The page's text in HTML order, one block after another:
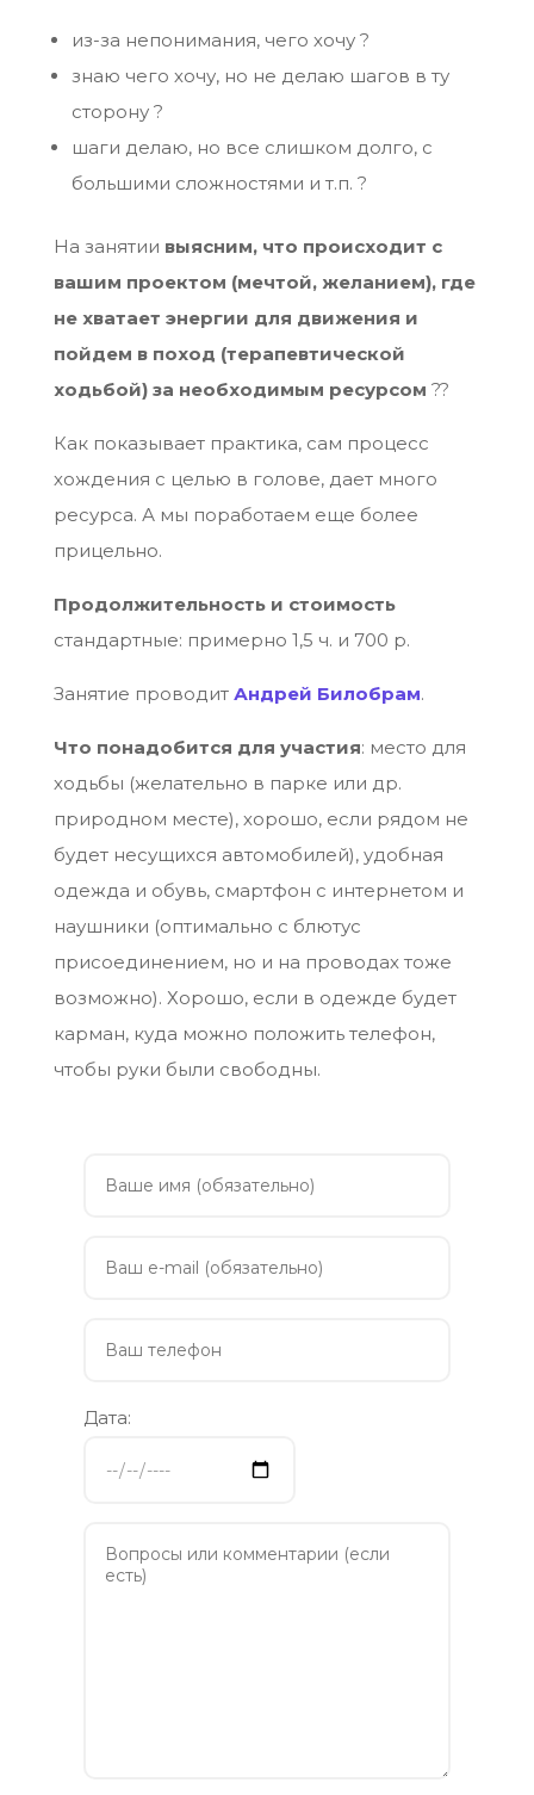
из-за непонимания, чего хочу ?
знаю чего хочу, но не делаю шагов в ту
сторону ?
шаги делаю, но все слишком долго, с
большими сложностями и т.п. ?
На занятии выясним, что происходит с
вашим проектом (мечтой, желанием), где
не хватает энергии для движения и
пойдем в поход (терапевтической
ходьбой) за необходимым ресурсом ??
Как показывает практика, сам процесс
хождения с целью в голове, дает много
ресурса. А мы поработаем еще более
прицельно.
Продолжительность и стоимость
стандартные: примерно 1,5 ч. и 700 р.
Занятие проводит Андрей Билобрам.
Что понадобится для участия: место для
ходьбы (желательно в парке или др.
природном месте), хорошо, если рядом не
будет несущихся автомобилей), удобная
одежда и обувь, смартфон с интернетом и
наушники (оптимально с блютус
присоединением, но и на проводах тоже
возможно). Хорошо, если в одежде будет
карман, куда можно положить телефон,
чтобы руки были свободны.
Дата: